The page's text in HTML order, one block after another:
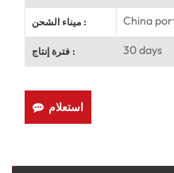
ميناء الشحن : China
فترة إنتاج : 30 days
استعلام